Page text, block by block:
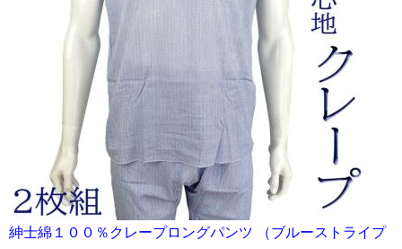
紳士綿１００％クレープロングパンツ （ブルーストライプ